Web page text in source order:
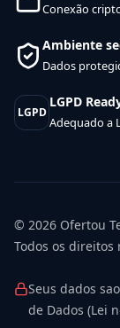
Conexão
Ambiente
Dados
LGPD
LGPD
Adequado a
© 2026 Ofertou
Todos os direitos
Seus dados
de Dados (Lei